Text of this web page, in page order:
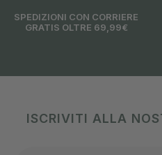
SPEDIZIONI CON CORRIERE
GRATIS OLTRE 69,99€
ISCRIVITI ALLA